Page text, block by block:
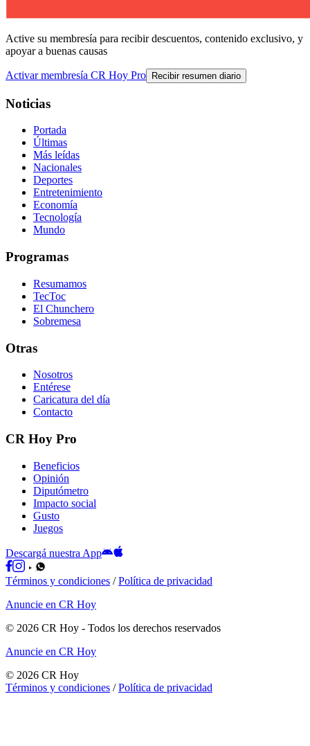
Active su membresía para recibir descuentos, contenido exclusivo, y
apoyar a buenas causas
Activar membresía CR Hoy Pro Recibir resumen diario
Noticias
Portada
Últimas
Más leídas
Nacionales
Deportes
Entretenimiento
Economía
Tecnología
Mundo
Programas
Resumamos
TecToc
El Chunchero
Sobremesa
Otras
Nosotros
Entérese
Caricatura del día
Contacto
CR Hoy Pro
Beneficios
Opinión
Diputómetro
Impacto social
Gusto
Juegos
Descargá nuestra App
Términos y condiciones /Política de privacidad
Anuncie en CR Hoy
© 2026 CR Hoy - Todos los derechos reservados
Anuncie en CR Hoy
© 2026 CR Hoy
Términos y condiciones /Política de privacidad